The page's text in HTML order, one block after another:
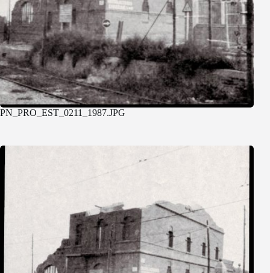
PN_PRO_EST_0211_1987.JPG